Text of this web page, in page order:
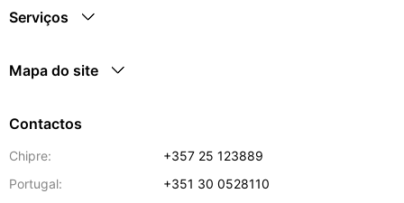
Serviços
Mapa do site
Contactos
Chipre:
+357 25 123889
Portugal:
+351 30 0528110